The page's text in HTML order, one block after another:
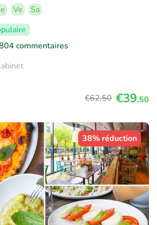
Ve
Sa
commentaires
€62,50 €39,50
38% réduction